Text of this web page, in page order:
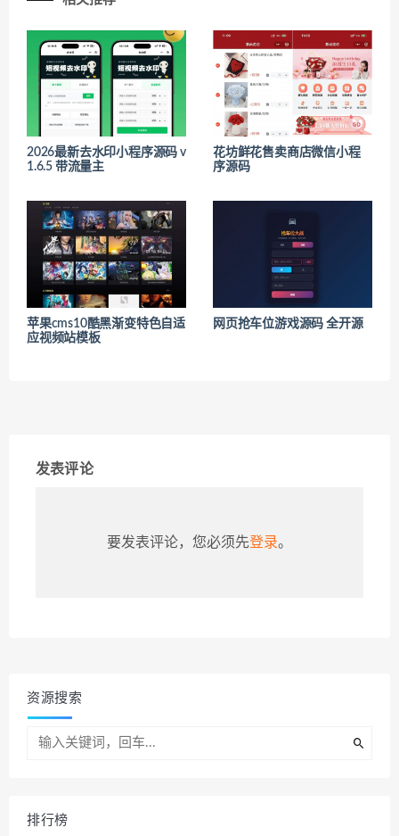
2026最新去水印小程序源码 v
1.6.5 带流量主
花坊鲜花售卖商店微信小程
序源码
苹果cms10酷黑渐变特色自适
应视频站模板
网页抢车位游戏源码 全开源
发表评论
要发表评论，您必须先登录。
资源搜索
排行榜